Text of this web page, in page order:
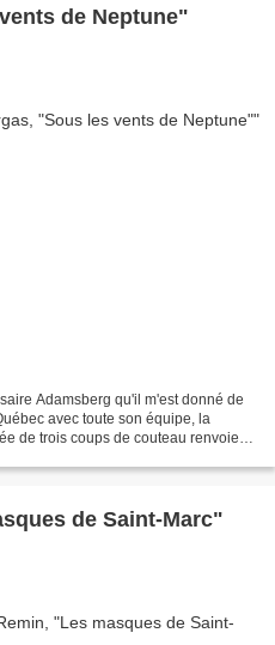
de Neptune"
Adamsberg qu'il m'est donné de
avec toute son équipe, la
de trois coups de couteau renvoie
de Saint-Marc"